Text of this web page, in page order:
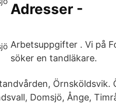
Adresser -
Arbetsuppgifter . Vi på
söker en tandläkare.
Örnsköldsvik.
Domsjö, Ånge,